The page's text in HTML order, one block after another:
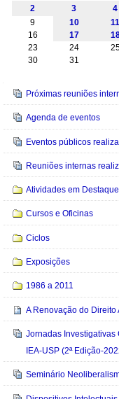
2
3 4
9
10 11
16
17
23
24
30
31
Navegação
Próximas reuniões
Agenda de eventos
Eventos públicos
Reuniões internas
Atividades em Destaque
Cursos e Oficinas
Ciclos
Exposições
1986 a 2011
A Renovação do
Jornadas Investigativas
IEA-USP (2ª Edição-
Seminário